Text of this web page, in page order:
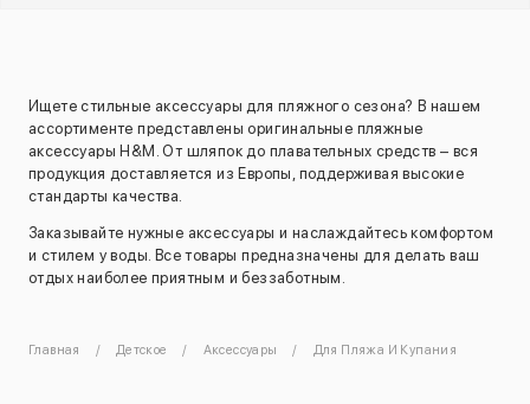
Ищете стильные аксессуары для пляжного сезона? В нашем
ассортименте представлены оригинальные пляжные
аксессуары H&M. От шляпок до плавательных средств – вся
продукция доставляется из Европы, поддерживая высокие
стандарты качества.
Заказывайте нужные аксессуары и наслаждайтесь комфортом
и стилем у воды. Все товары предназначены для делать ваш
отдых наиболее приятным и беззаботным.
Главная Детское Аксессуары Для Пляжа И Купания